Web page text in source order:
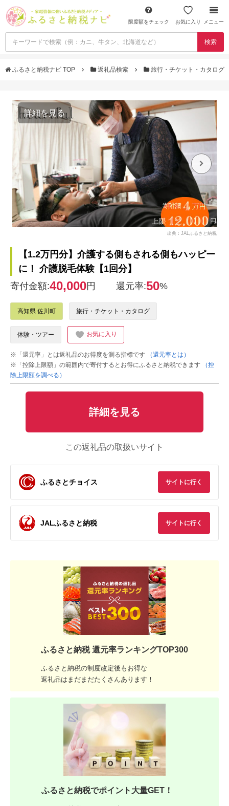
限度額をチェック お気に入り メニュー
検索
ふるさと納税ナビ TOP 返礼品検索 旅行・チケット・カタログ
詳細を見る
出典：JALふるさと納税
【1.2万円分】介護する側もされる側もハッピー
に！ 介護脱毛体験【1回分】
寄付金額:40,000円 還元率:50%
高知県 佐川町 旅行・チケット・カタログ
体験・ツアー お気に入り
※「還元率」とは返礼品のお得度を測る指標です
（還元率とは）
※「控除上限額」の範囲内で寄付するとお得にふるさと納税できます
（控
除上限額を調べる）
詳細を見る
この返礼品の取扱いサイト
ふるさとチョイス サイトに行く
JALふるさと納税 サイトに行く
ふるさと納税 還元率ランキングTOP300
ふるさと納税の制度改定後もお得な
返礼品はまだまだたくさんあります！
ふるさと納税でポイント大量GET！